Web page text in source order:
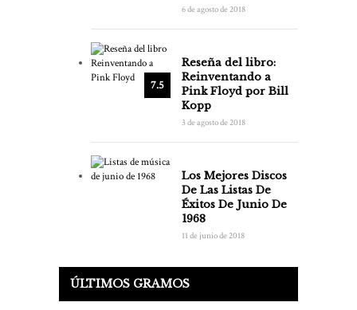
6 de agosto de 2018
7.5
Reseña del libro:
Reinventando a
Pink Floyd por Bill
Kopp
3 de agosto de 2018
Los Mejores Discos
De Las Listas De
Éxitos De Junio De
1968
11 de junio de 2018
ÚLTIMOS GRAMOS